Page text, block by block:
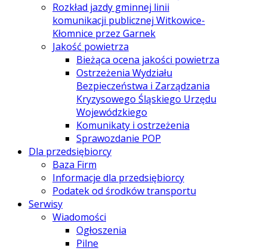
Rozkład jazdy gminnej linii
komunikacji publicznej Witkowice-
Kłomnice przez Garnek
Jakość powietrza
Bieżąca ocena jakości powietrza
Ostrzeżenia Wydziału
Bezpieczeństwa i Zarządzania
Kryzysowego Śląskiego Urzędu
Wojewódzkiego
Komunikaty i ostrzeżenia
Sprawozdanie POP
Dla przedsiębiorcy
Baza Firm
Informacje dla przedsiębiorcy
Podatek od środków transportu
Serwisy
Wiadomości
Ogłoszenia
Pilne